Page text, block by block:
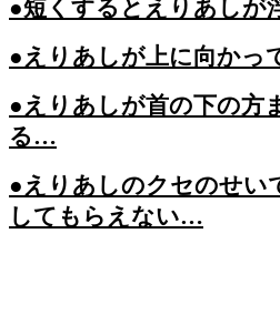
●短くするとえりあしが
●えりあしが上に向かっ
●えりあしが首の下の方
る…
●えりあしのクセのせい
してもらえない…